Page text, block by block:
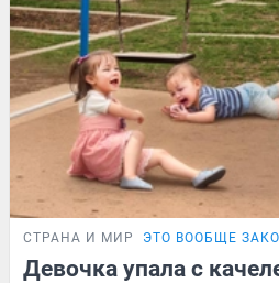
СТРАНА И МИР ЭТО ВООБЩЕ
Девочка упала с